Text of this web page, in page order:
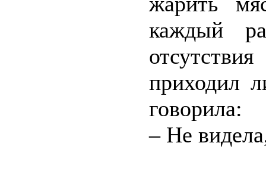
каждый
приходил
говорила:
– Не